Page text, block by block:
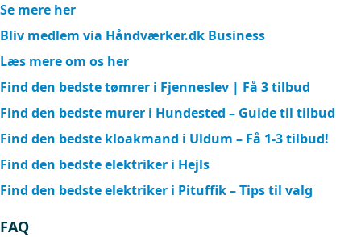
Se mere her
Bliv medlem via Håndværker.dk Business
Læs mere om os her
Find den bedste tømrer i Fjenneslev | Få 3 tilbud
Find den bedste murer i Hundested – Guide til tilbud
Find den bedste kloakmand i Uldum – Få 1-3 tilbud!
Find den bedste elektriker i Hejls
Find den bedste elektriker i Pituffik – Tips til valg
FAQ